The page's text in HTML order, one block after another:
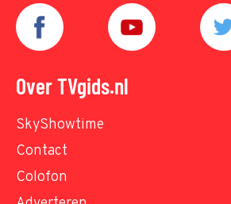
Over TVgids.nl
SkyShowtime
Contact
Colofon